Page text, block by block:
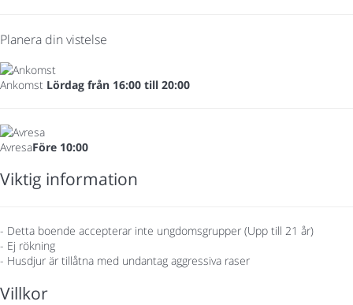
Planera din vistelse
Ankomst Lördag från 16:00 till 20:00
AvresaFöre 10:00
Viktig information
- Detta boende accepterar inte ungdomsgrupper (Upp till 21 år)
- Ej rökning
- Husdjur är tillåtna med undantag aggressiva raser
Villkor